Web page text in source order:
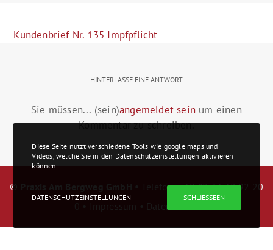
Kundenbrief Nr. 135 Impfpflicht
HINTERLASSE EINE ANTWORT
Sie müssen... (sein)angemeldet sein um einen
Kommentar zu schreiben.
©
Telefon: +49 (0) 44 42 92 20
Datenschutz
Diese Seite nutzt verschiedene Tools wie google maps und
Videos, welche Sie in den Datenschutzeinstellungen aktivieren
können.
DATENSCHUTZEINSTELLUNGEN SCHLIESSEEN